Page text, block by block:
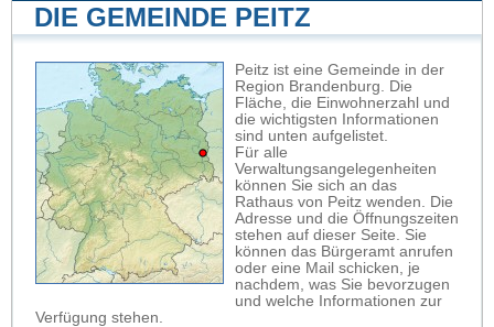
DIE GEMEINDE PEITZ
Peitz ist eine Gemeinde in der
Region Brandenburg. Die
Fläche, die Einwohnerzahl und
die wichtigsten Informationen
sind unten aufgelistet.
Für alle
Verwaltungsangelegenheiten
können Sie sich an das
Rathaus von Peitz wenden. Die
Adresse und die Öffnungszeiten
stehen auf dieser Seite. Sie
können das Bürgeramt anrufen
oder eine Mail schicken, je
nachdem, was Sie bevorzugen
und welche Informationen zur
Verfügung stehen.